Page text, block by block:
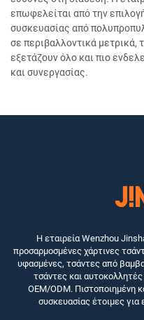
επωφελείται από την
συσκευασίας από
σε περιβαλλοντικά μετρικά,
εξετάζουν όλο και πιο
και συνεργασίας.
Η εταιρεία Wenzhou
προσαρμοσμένες χάρτινες
υφασμένες, τσάντες από
τσάντες και
OEM/ODM. Πιστοποιημένη
συσκευασίας έτοιμες